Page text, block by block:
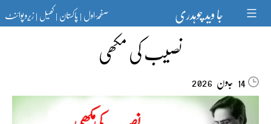
content جا وید چوہدری صفحۂ اول|پاکستان|کھیل|زیرو پوائنٹ
نصیب کی مکھی
14 جون‬‮